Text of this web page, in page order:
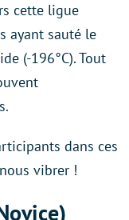
cette ligue
ayant sauté le
(-196°C). Tout
dans ces
vibrer !